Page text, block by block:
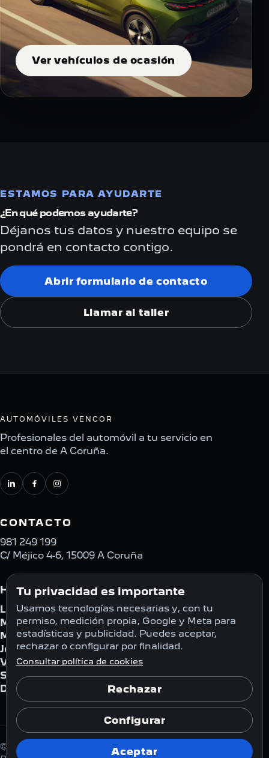
Ver vehículos de ocasión
ESTAMOS PARA AYUDARTE
¿En qué podemos ayudarte?
Déjanos tus datos y nuestro equipo se
pondrá en contacto contigo.
Abrir formulario de contacto
Llamar al taller
AUTOMÓVILES VENCOR
Profesionales del automóvil a tu servicio en
el centro de A Coruña.
CONTACTO
981 249 199
C/ Méjico 4-6, 15009 A Coruña
HORARIO
Lunes
08:00 - 18:30
Martes
08:00 - 18:30
Miércoles
08:00 - 18:30
Jueves
08:00 - 18:30
Viernes
08:00 - 18:30
Sábado
Cerrado
Domingo
Cerrado
© 2026 Automóviles Vencor S.A.
Tu privacidad es importante
Usamos tecnologías necesarias y, con tu
permiso, medición propia, Google y Meta para
estadísticas y publicidad. Puedes aceptar,
rechazar o configurar por finalidad.
Consultar política de cookies
Rechazar
Configurar
Aceptar